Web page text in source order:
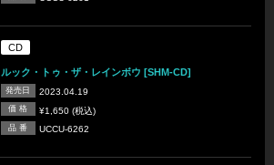
CD
ルック・トゥ・ザ・レインボウ [SHM-CD]
発売日 2023.04.19
価 格 ¥1,650 (税込)
品 番 UCCU-6262